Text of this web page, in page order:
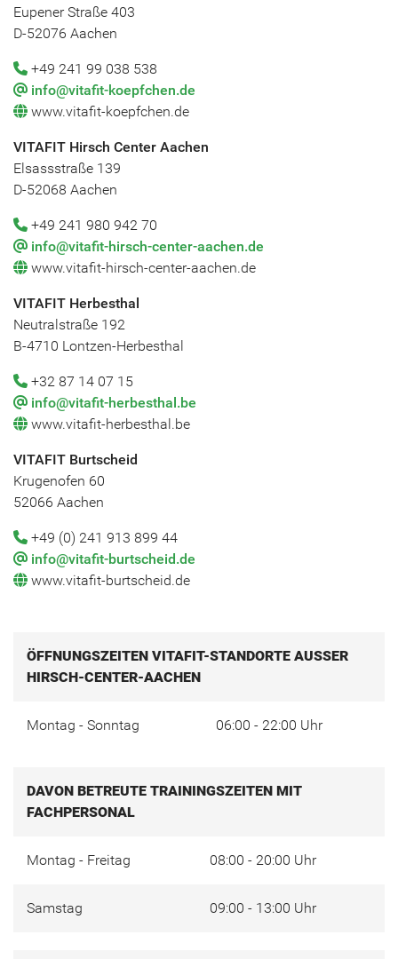
Eupener Straße 403
D-52076 Aachen
+49 241 99 038 538
info@vitafit-koepfchen.de
www.vitafit-koepfchen.de
VITAFIT Hirsch Center Aachen
Elsassstraße 139
D-52068 Aachen
+49 241 980 942 70
info@vitafit-hirsch-center-aachen.de
www.vitafit-hirsch-center-aachen.de
VITAFIT Herbesthal
Neutralstraße 192
B-4710 Lontzen-Herbesthal
+32 87 14 07 15
info@vitafit-herbesthal.be
www.vitafit-herbesthal.be
VITAFIT Burtscheid
Krugenofen 60
52066 Aachen
+49 (0) 241 913 899 44
info@vitafit-burtscheid.de
www.vitafit-burtscheid.de
ÖFFNUNGSZEITEN VITAFIT-STANDORTE AUSSER H
IRSCH-CENTER-AACHEN
Montag - Sonntag 06:00 - 22:00 Uhr
DAVON BETREUTE TRAININGSZEITEN MIT
FACHPERSONAL
Montag - Freitag 08:00 - 20:00 Uhr
Samstag 09:00 - 13:00 Uhr